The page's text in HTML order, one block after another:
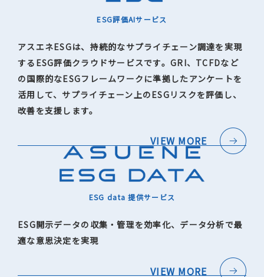
ESG評価AIサービス
アスエネESGは、持続的なサプライチェーン調達を実現
するESG評価クラウドサービスです。GRI、TCFDなど
の国際的なESGフレームワークに準拠したアンケートを
活用して、サプライチェーン上のESGリスクを評価し、
改善を支援します。
VIEW MORE
ESG data 提供サービス
ESG開示データの収集・管理を効率化、データ分析で最
適な意思決定を実現
VIEW MORE